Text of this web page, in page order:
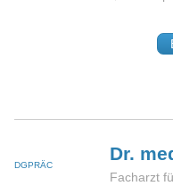
DGPRÄC
Dr.
Facharzt